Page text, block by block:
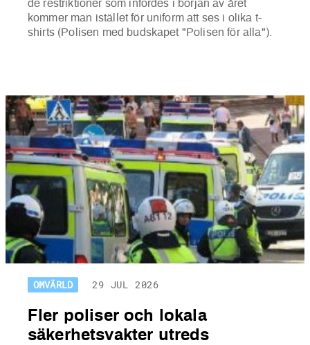
de restriktioner som infördes i början av året
kommer man istället för uniform att ses i olika t-
shirts (Polisen med budskapet "Polisen för alla").
OMVÄRLD 29 JUL 2026
Fler poliser och lokala
säkerhetsvakter utreds